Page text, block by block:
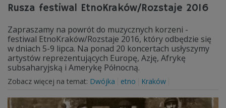
Rusza festiwal EtnoKraków/Rozstaje 2016
Zapraszamy na powrót do muzycznych korzeni -
festiwal EtnoKraków/Rozstaje 2016, który odbędzie się
w dniach 5-9 lipca. Na ponad 20 koncertach usłyszymy
artystów reprezentujących Europę, Azję, Afrykę
subsaharyjską i Amerykę Północną.
Zobacz więcej na temat: Dwójka etno Kraków